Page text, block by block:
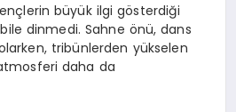
büyük ilgi gösterdiği
dinmedi. Sahne önü, dans
tribünlerden yükselen
daha da